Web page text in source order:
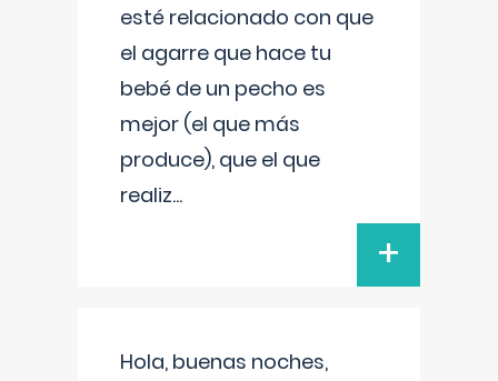
esté relacionado con que
el agarre que hace tu
bebé de un pecho es
mejor (el que más
produce), que el que
realiz...
+
Hola, buenas noches,